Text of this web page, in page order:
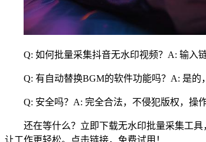
Q: 如何批量采集抖音无水印视频？A: 输入
Q: 有自动替换BGM的软件功能吗？A: 是的
Q: 安全吗？A: 完全合法，不侵犯版权，操作
还在等什么？立即下载无水印批量采集工